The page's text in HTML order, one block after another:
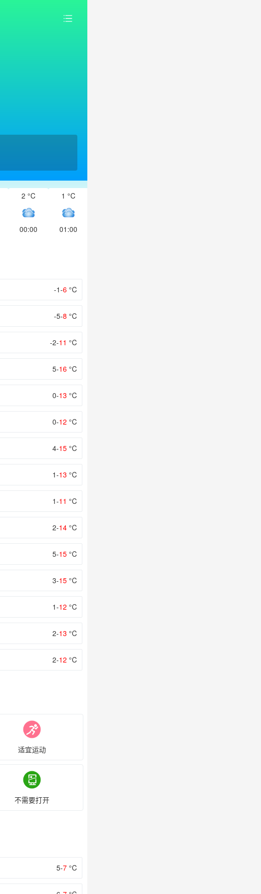
2 °C
00:00
1 °C
01:00
-1-6 °C
-5-8 °C
-2-11 °C
5-16 °C
0-13 °C
0-12 °C
4-15 °C
1-13 °C
1-11 °C
2-14 °C
5-15 °C
3-15 °C
1-12 °C
2-13 °C
2-12 °C
适宜运动
不需要打开
5-7 °C